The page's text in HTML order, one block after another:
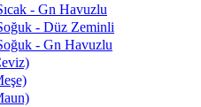
- Gn Havuzlu
- Düz Zeminli
- Gn Havuzlu